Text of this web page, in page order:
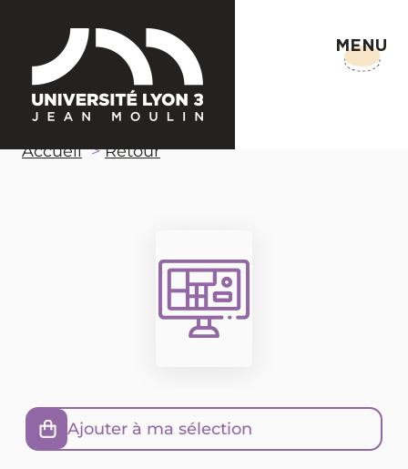
MENU
Accueil Retour
Ajouter à ma sélection